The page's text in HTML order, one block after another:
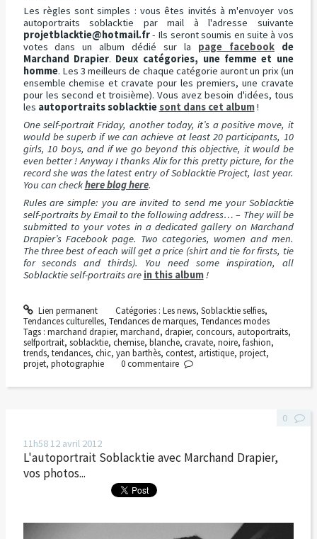
Les règles sont simples : vous êtes invités à m'envoyer vos
autoportraits soblacktie par mail à l'adresse suivante
projetblacktie@hotmail.fr- Ils seront soumis en suite à vos
votes dans un album dédié sur la page facebookde
Marchand Drapier. Deux catégories, une femme et une
homme. Les 3 meilleurs de chaque catégorie auront un prix (un
ensemble chemise et cravate pour les premiers, une cravate
pour les second et troisième). Vous avez besoin d'idées, tous
les autoportraits soblacktiesont dans cet album!
One self-portrait Friday, another today, it’s a positive move, it
would be superb if we can achieve at least 20 participants, 10
girls, 10 boys, and if we go beyond this objective, it would be
even better ! Anyway I thanks Alix for this pretty picture, for the
record she was the latest entry of Soblacktie Project, last year.
You can checkhere blog here.
Rules are simple: you are invited to send me your Soblacktie
self-portraits by Email to the following address… – They will be
submitted to your votes in a dedicated gallery on Marchand
Drapier’s Facebook page. Two categories, women and men.
The three best of each will get a price (shirt and tie for firsts, tie
for seconds and thirds). You need some inspiration, all
Soblacktie self-portraits are in this album!
Lien permanent Catégories : Les news, Soblacktie selfies,
Tendances culturelles, Tendances de marques, Tendances modes
Tags : marchand drapier, marchand, drapier, concours, autoportraits,
selfportrait, soblacktie, chemise, blanche, cravate, noire, fashion,
trends, tendances, chic, yan barthès, contest, artistique, project,
projet, photographie 0commentaire
11h5812 avril 2012
L'autoportrait Soblacktie avec Marchand Drapier,
vos photos...
0